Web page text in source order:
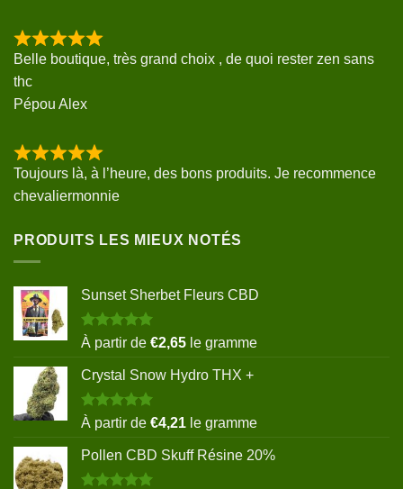
Belle boutique, très grand choix , de quoi rester zen sans
thc
Pépou Alex
Toujours là, à l’heure, des bons produits. Je recommence
chevaliermonnie
PRODUITS LES MIEUX NOTÉS
Sunset Sherbet Fleurs CBD
Note5.00
sur 5
À partir de €2,65 le gramme
Crystal Snow Hydro THX +
Note5.00
sur 5
À partir de €4,21 le gramme
Pollen CBD Skuff Résine 20%